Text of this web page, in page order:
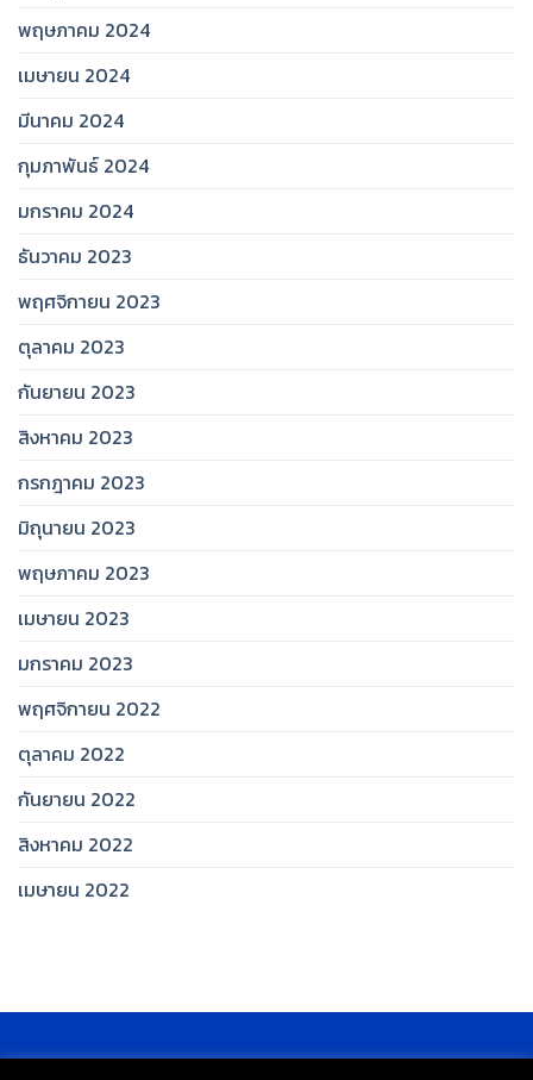
พฤษภาคม 2024
เมษายน 2024
มีนาคม 2024
กุมภาพันธ์ 2024
มกราคม 2024
ธันวาคม 2023
พฤศจิกายน 2023
ตุลาคม 2023
กันยายน 2023
สิงหาคม 2023
กรกฎาคม 2023
มิถุนายน 2023
พฤษภาคม 2023
เมษายน 2023
มกราคม 2023
พฤศจิกายน 2022
ตุลาคม 2022
กันยายน 2022
สิงหาคม 2022
เมษายน 2022